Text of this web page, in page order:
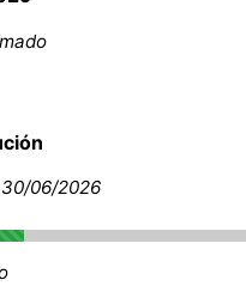
06/2026